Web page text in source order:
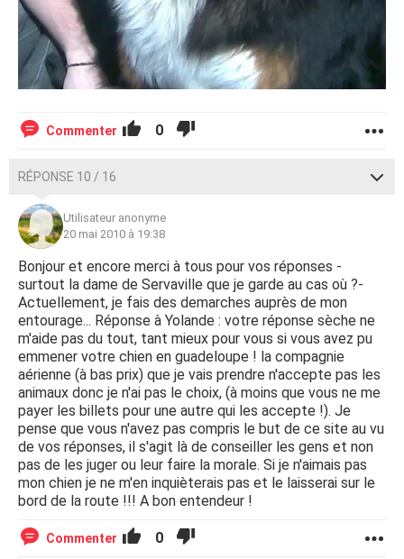
Commenter 0
RÉPONSE 10 / 16
Utilisateur anonyme
20 mai 2010 à 19:38
Bonjour et encore merci à tous pour vos réponses -
surtout la dame de Servaville que je garde au cas où ?-
Actuellement, je fais des demarches auprès de mon
entourage... Réponse à Yolande : votre réponse sèche ne
m'aide pas du tout, tant mieux pour vous si vous avez pu
emmener votre chien en guadeloupe ! la compagnie
aérienne (à bas prix) que je vais prendre n'accepte pas les
animaux donc je n'ai pas le choix, (à moins que vous ne me
payer les billets pour une autre qui les accepte !). Je
pense que vous n'avez pas compris le but de ce site au vu
de vos réponses, il s'agit là de conseiller les gens et non
pas de les juger ou leur faire la morale. Si je n'aimais pas
mon chien je ne m'en inquièterais pas et le laisserai sur le
bord de la route !!! A bon entendeur !
Commenter 0